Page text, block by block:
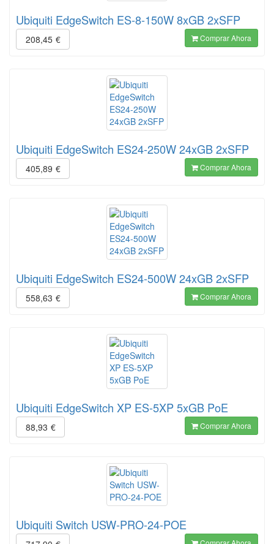
Ubiquiti EdgeSwitch ES-8-150W 8xGB 2xSFP
208,45 € Comprar Ahora
Ubiquiti EdgeSwitch ES24-250W 24xGB 2xSFP
405,89 € Comprar Ahora
Ubiquiti EdgeSwitch ES24-500W 24xGB 2xSFP
558,63 € Comprar Ahora
Ubiquiti EdgeSwitch XP ES-5XP 5xGB PoE
88,93 € Comprar Ahora
Ubiquiti Switch USW-PRO-24-POE